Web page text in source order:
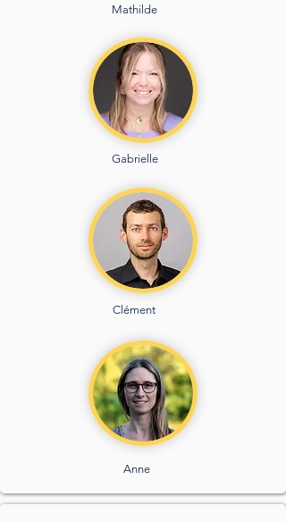
Mathilde
Gabrielle
Clément
Anne